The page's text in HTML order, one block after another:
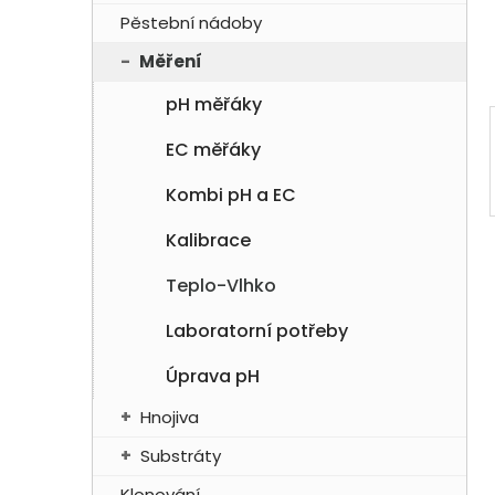
n
e
l
Pěstební nádoby
Měření
pH měřáky
EC měřáky
Kombi pH a EC
Kalibrace
Teplo-Vlhko
Laboratorní potřeby
Úprava pH
Hnojiva
Substráty